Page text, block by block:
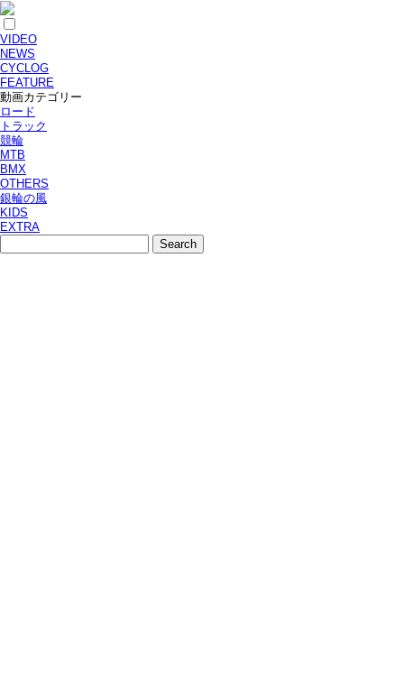
VIDEO
NEWS
CYCLOG
FEATURE
動画カテゴリー
ロード
トラック
競輪
MTB
BMX
OTHERS
銀輪の風
KIDS
EXTRA